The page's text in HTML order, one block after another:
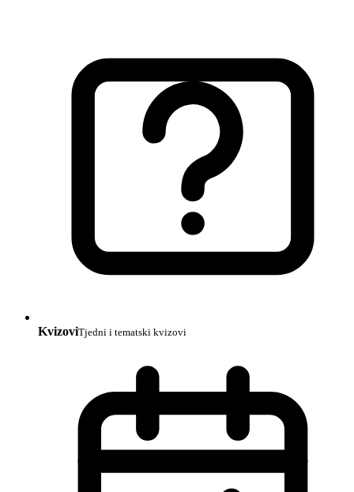
KvizoviTjedni i tematski kvizovi